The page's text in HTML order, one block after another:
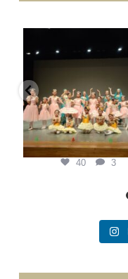
7月 20
40 3
40 3